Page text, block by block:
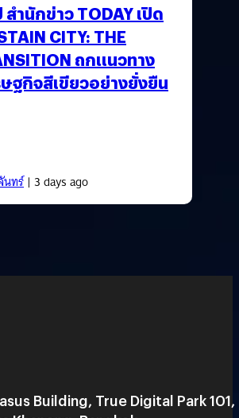
ำนักข่าว TODAY เปิด
CITY: THE
ถกแนวทาง
ฐกิจสีเขียวอย่างยั่งยืน
ทร์| 3 days ago
Building, True Digital Park 101,